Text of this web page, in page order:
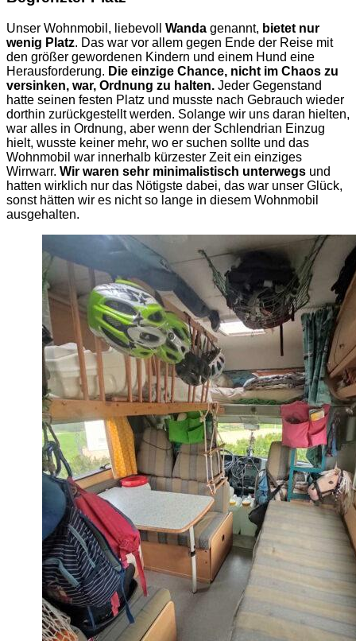
Unser Wohnmobil, liebevoll Wanda genannt, bietet nur
wenig Platz. Das war vor allem gegen Ende der Reise mit
den größer gewordenen Kindern und einem Hund eine
Herausforderung. Die einzige Chance, nicht im Chaos zu
versinken, war, Ordnung zu halten. Jeder Gegenstand
hatte seinen festen Platz und musste nach Gebrauch wieder
dorthin zurückgestellt werden. Solange wir uns daran hielten,
war alles in Ordnung, aber wenn der Schlendrian Einzug
hielt, wusste keiner mehr, wo er suchen sollte und das
Wohnmobil war innerhalb kürzester Zeit ein einziges
Wirrwarr. Wir waren sehr minimalistisch unterwegs und
hatten wirklich nur das Nötigste dabei, das war unser Glück,
sonst hätten wir es nicht so lange in diesem Wohnmobil
ausgehalten.